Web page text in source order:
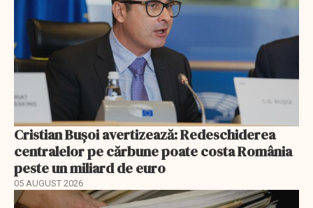
Cristian Bușoi avertizează: Redeschiderea
centralelor pe cărbune poate costa România
peste un miliard de euro
05 AUGUST 2026